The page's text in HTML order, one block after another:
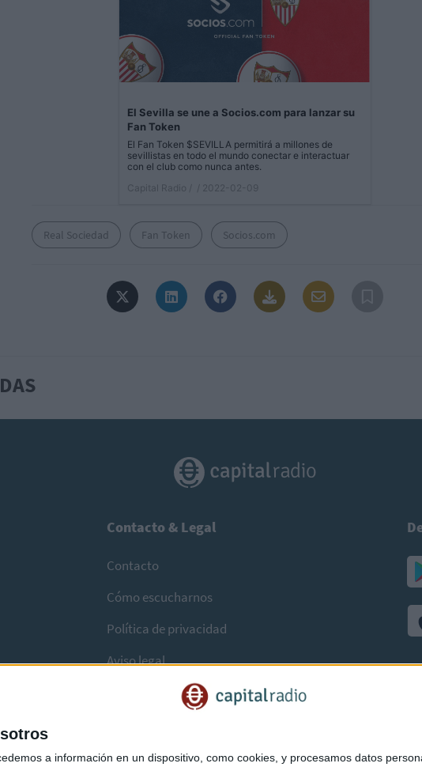
a información en un dispositivo, como cookies, y procesamos datos
El Sevilla se une a Socios.com para lanzar su
Fan Token
El Fan Token $SEVILLA permitirá a millones de
sevillistas en todo el mundo conectar e interactuar
con el club como nunca antes.
Capital Radio /
/ 2022-02-09
Real Sociedad Fan Token Socios.com
Contacto & Legal
Contacto
Cómo escucharnos
Política de privacidad
Aviso legal